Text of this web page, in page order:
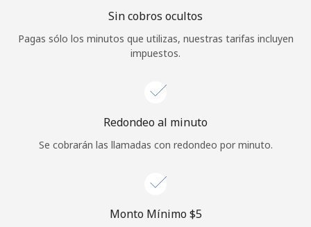
¿Olvidaste tu contraseña? →
Iniciar Sesión
Sin cobros ocultos
Pagas sólo los minutos que utilizas, nuestras tarifas incluyen
impuestos.
Redondeo al minuto
Se cobrarán las llamadas con redondeo por minuto.
Monto Mínimo ⁦$5⁩